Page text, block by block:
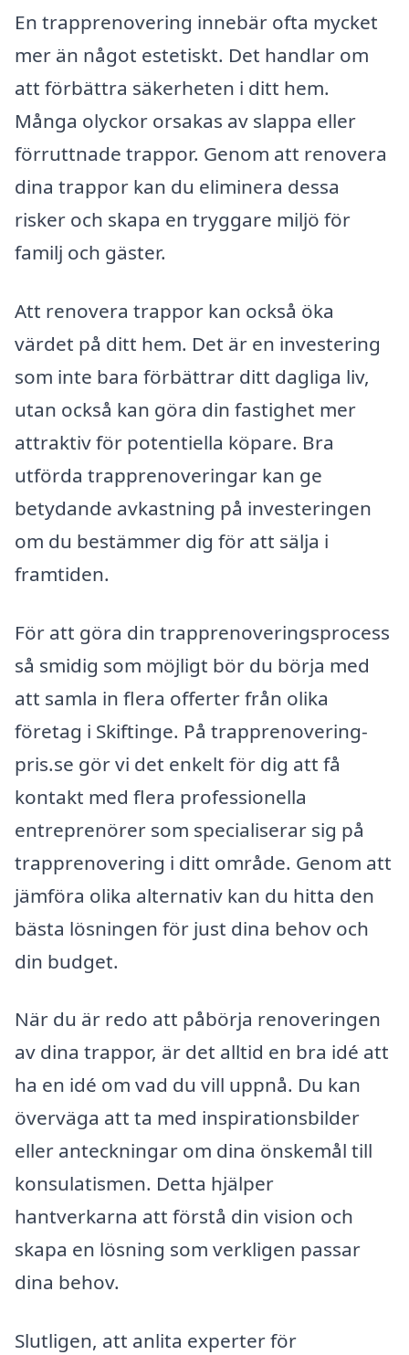
En trapprenovering innebär ofta mycket
mer än något estetiskt. Det handlar om
att förbättra säkerheten i ditt hem.
Många olyckor orsakas av slappa eller
förruttnade trappor. Genom att renovera
dina trappor kan du eliminera dessa
risker och skapa en tryggare miljö för
familj och gäster.
Att renovera trappor kan också öka
värdet på ditt hem. Det är en investering
som inte bara förbättrar ditt dagliga liv,
utan också kan göra din fastighet mer
attraktiv för potentiella köpare. Bra
utförda trapprenoveringar kan ge
betydande avkastning på investeringen
om du bestämmer dig för att sälja i
framtiden.
För att göra din trapprenoveringsprocess
så smidig som möjligt bör du börja med
att samla in flera offerter från olika
företag i Skiftinge. På trapprenovering-
pris.se gör vi det enkelt för dig att få
kontakt med flera professionella
entreprenörer som specialiserar sig på
trapprenovering i ditt område. Genom att
jämföra olika alternativ kan du hitta den
bästa lösningen för just dina behov och
din budget.
När du är redo att påbörja renoveringen
av dina trappor, är det alltid en bra idé att
ha en idé om vad du vill uppnå. Du kan
överväga att ta med inspirationsbilder
eller anteckningar om dina önskemål till
konsulatismen. Detta hjälper
hantverkarna att förstå din vision och
skapa en lösning som verkligen passar
dina behov.
Slutligen, att anlita experter för